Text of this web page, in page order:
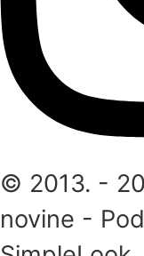
© 2013. -
novine -